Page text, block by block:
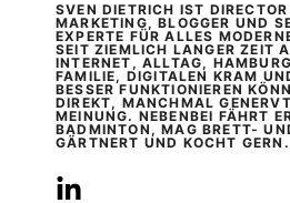
SVEN DIETRICH IST
MARKETING, BLOGGER UND
EXPERTE FÜR ALLES
SEIT ZIEMLICH LANGER ZEIT
INTERNET, ALLTAG,
FAMILIE, DIGITALEN KRAM
BESSER FUNKTIONIEREN
DIREKT, MANCHMAL
MEINUNG. NEBENBEI FÄHRT
BADMINTON, MAG BRETT-
GÄRTNERT UND KOCHT GERN.